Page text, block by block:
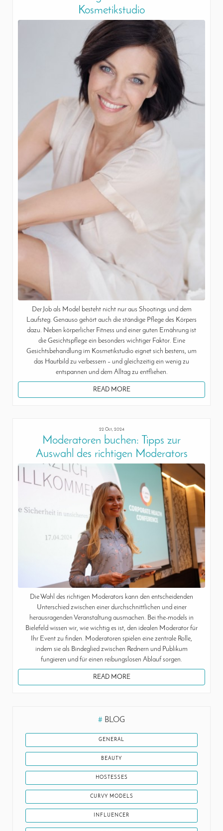
Kosmetikstudio
Der Job als Model besteht nicht nur aus Shootings und dem
Laufsteg. Genauso gehört auch die ständige Pflege des Körpers
dazu. Neben körperlicher Fitness und einer guten Ernährung ist
die Gesichtspflege ein besonders wichtiger Faktor. Eine
Gesichtsbehandlung im Kosmetikstudio eignet sich bestens, um
das Hautbild zu verbessern – und gleichzeitig ein wenig zu
entspannen und dem Alltag zu entfliehen.
READ MORE
22 Oct, 2024
Moderatoren buchen: Tipps zur
Auswahl des richtigen Moderators
Die Wahl des richtigen Moderators kann den entscheidenden
Unterschied zwischen einer durchschnittlichen und einer
herausragenden Veranstaltung ausmachen. Bei the-models in
Bielefeld wissen wir, wie wichtig es ist, den idealen Moderator für
Ihr Event zu finden. Moderatoren spielen eine zentrale Rolle,
indem sie als Bindeglied zwischen Rednern und Publikum
fungieren und für einen reibungslosen Ablauf sorgen.
READ MORE
# BLOG
GENERAL
BEAUTY
HOSTESSES
CURVY MODELS
INFLUENCER